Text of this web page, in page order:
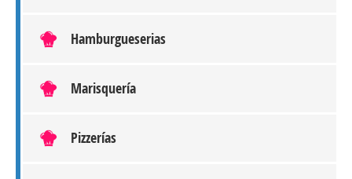
Hamburgueserias
Marisquería
Pizzerías